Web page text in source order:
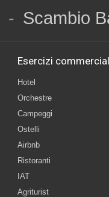
- Scambio
Esercizi
Hotel
Orchestre
Campeggi
Ostelli
Airbnb
Ristoranti
IAT
Agriturist